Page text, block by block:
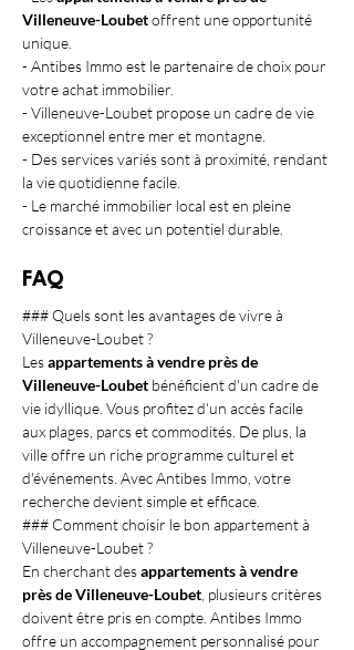
Villeneuve-Loubet offrent une opportunité
unique.
- Antibes Immo est le partenaire de choix pour
votre achat immobilier.
- Villeneuve-Loubet propose un cadre de vie
exceptionnel entre mer et montagne.
- Des services variés sont à proximité, rendant
la vie quotidienne facile.
- Le marché immobilier local est en pleine
croissance et avec un potentiel durable.
FAQ
### Quels sont les avantages de vivre à
Villeneuve-Loubet ?
Les appartements à vendre près de
Villeneuve-Loubet bénéficient d'un cadre de
vie idyllique. Vous profitez d'un accès facile
aux plages, parcs et commodités. De plus, la
ville offre un riche programme culturel et
d'événements. Avec Antibes Immo, votre
recherche devient simple et efficace.
### Comment choisir le bon appartement à
Villeneuve-Loubet ?
En cherchant des appartements à vendre
près de Villeneuve-Loubet , plusieurs critères
doivent être pris en compte. Antibes Immo
offre un accompagnement personnalisé pour